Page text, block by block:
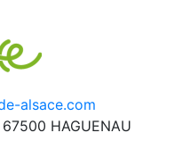
alsace.com
HAGUENAU